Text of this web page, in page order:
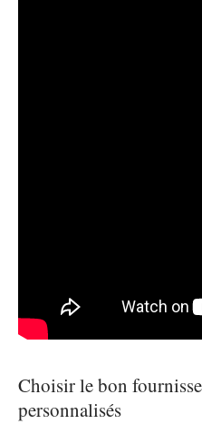
Choisir le bon
personnalisés